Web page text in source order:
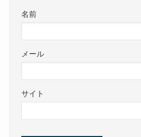
名前
メール
サイト